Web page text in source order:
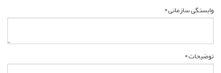
وابستگی سازمانی *
توضیحات *